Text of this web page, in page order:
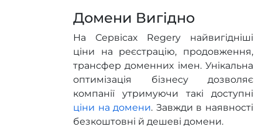
Домени Вигідно
На Сервісах Regery найвигідніші
ціни на реєстрацію, продовження,
трансфер доменних імен. Унікальна
оптимізація бізнесу дозволяє
компанії утримуючи такі доступні
ціни на домени. Завжди в наявності
безкоштовні й дешеві домени.